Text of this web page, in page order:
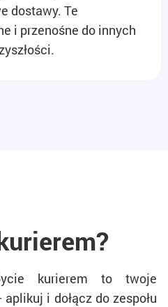
dostawy. Te
i przenośne do innych
kurierem to twoje
i dołącz do zespołu